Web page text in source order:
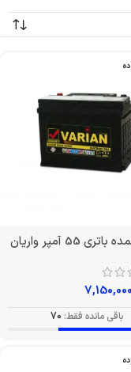
55 آمپر واریان
باقی مانده فقط: 70